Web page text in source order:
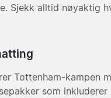
Sjekk alltid nøyaktig
Tottenham-kampen
som